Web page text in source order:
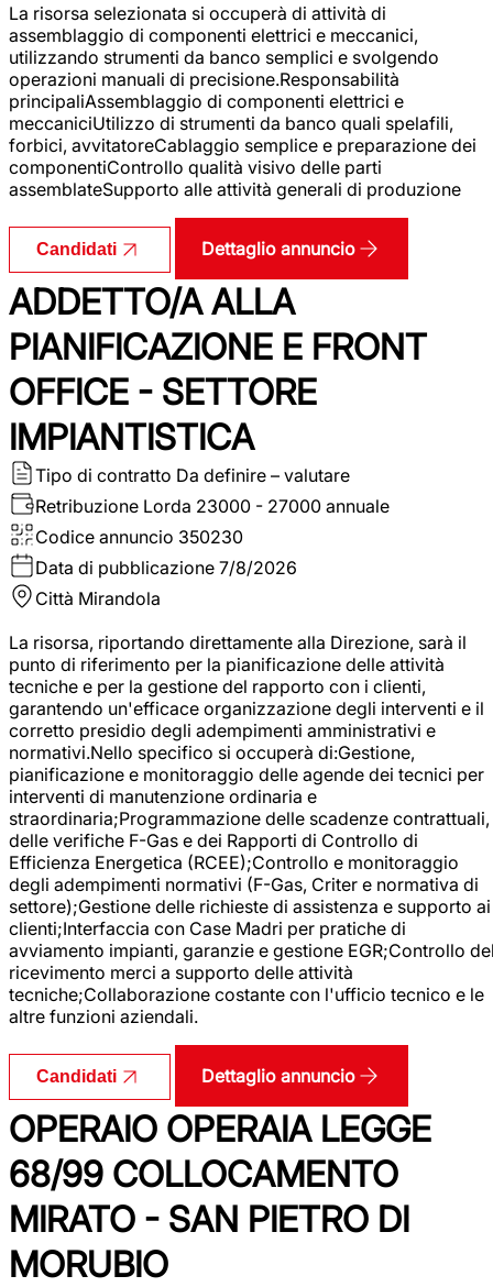
La risorsa selezionata si occuperà di attività di
assemblaggio di componenti elettrici e meccanici,
utilizzando strumenti da banco semplici e svolgendo
operazioni manuali di precisione.Responsabilità
principaliAssemblaggio di componenti elettrici e
meccaniciUtilizzo di strumenti da banco quali spelafili,
forbici, avvitatoreCablaggio semplice e preparazione dei
componentiControllo qualità visivo delle parti
assemblateSupporto alle attività generali di produzione
Candidati Dettaglio annuncio
ADDETTO/A ALLA
PIANIFICAZIONE E FRONT
OFFICE - SETTORE
IMPIANTISTICA
Tipo di contratto Da definire – valutare
Retribuzione Lorda 23000 - 27000 annuale
Codice annuncio 350230
Data di pubblicazione 7/8/2026
Città Mirandola
La risorsa, riportando direttamente alla Direzione, sarà il
punto di riferimento per la pianificazione delle attività
tecniche e per la gestione del rapporto con i clienti,
garantendo un'efficace organizzazione degli interventi e il
corretto presidio degli adempimenti amministrativi e
normativi.Nello specifico si occuperà di:Gestione,
pianificazione e monitoraggio delle agende dei tecnici per
interventi di manutenzione ordinaria e
straordinaria;Programmazione delle scadenze contrattuali,
delle verifiche F-Gas e dei Rapporti di Controllo di
Efficienza Energetica (RCEE);Controllo e monitoraggio
degli adempimenti normativi (F-Gas, Criter e normativa di
settore);Gestione delle richieste di assistenza e supporto ai
clienti;Interfaccia con Case Madri per pratiche di
avviamento impianti, garanzie e gestione EGR;Controllo
ricevimento merci a supporto delle attività
tecniche;Collaborazione costante con l'ufficio tecnico e le
altre funzioni aziendali.
Candidati Dettaglio annuncio
OPERAIO OPERAIA LEGGE
68/99 COLLOCAMENTO
MIRATO - SAN PIETRO DI
MORUBIO